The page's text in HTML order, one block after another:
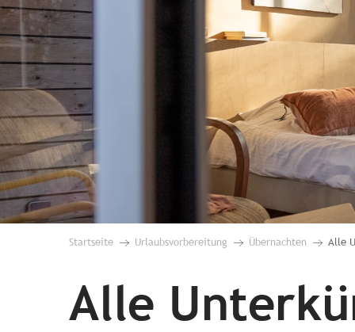
Startseite Urlaubsvorbereitung Übernachten Alle
Alle